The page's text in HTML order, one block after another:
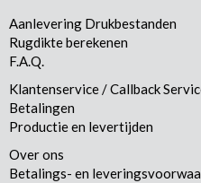
Aanlevering Drukbestanden
Rugdikte berekenen
F.A.Q.
Klantenservice / Callback
Betalingen
Productie en levertijden
Over ons
Betalings- en